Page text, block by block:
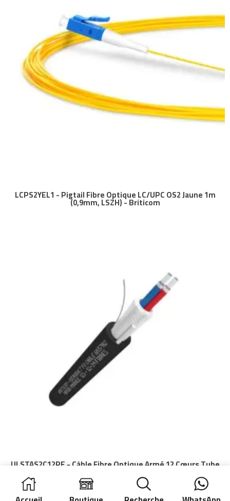
LCPS2YEL1 - Pigtail Fibre Optique LC/UPC OS2 Jaune 1m
(0,9mm, LSZH) - Briticom
ULSTAS2C12PE - Câble Fibre Optique Armé 12 Cœurs Tube